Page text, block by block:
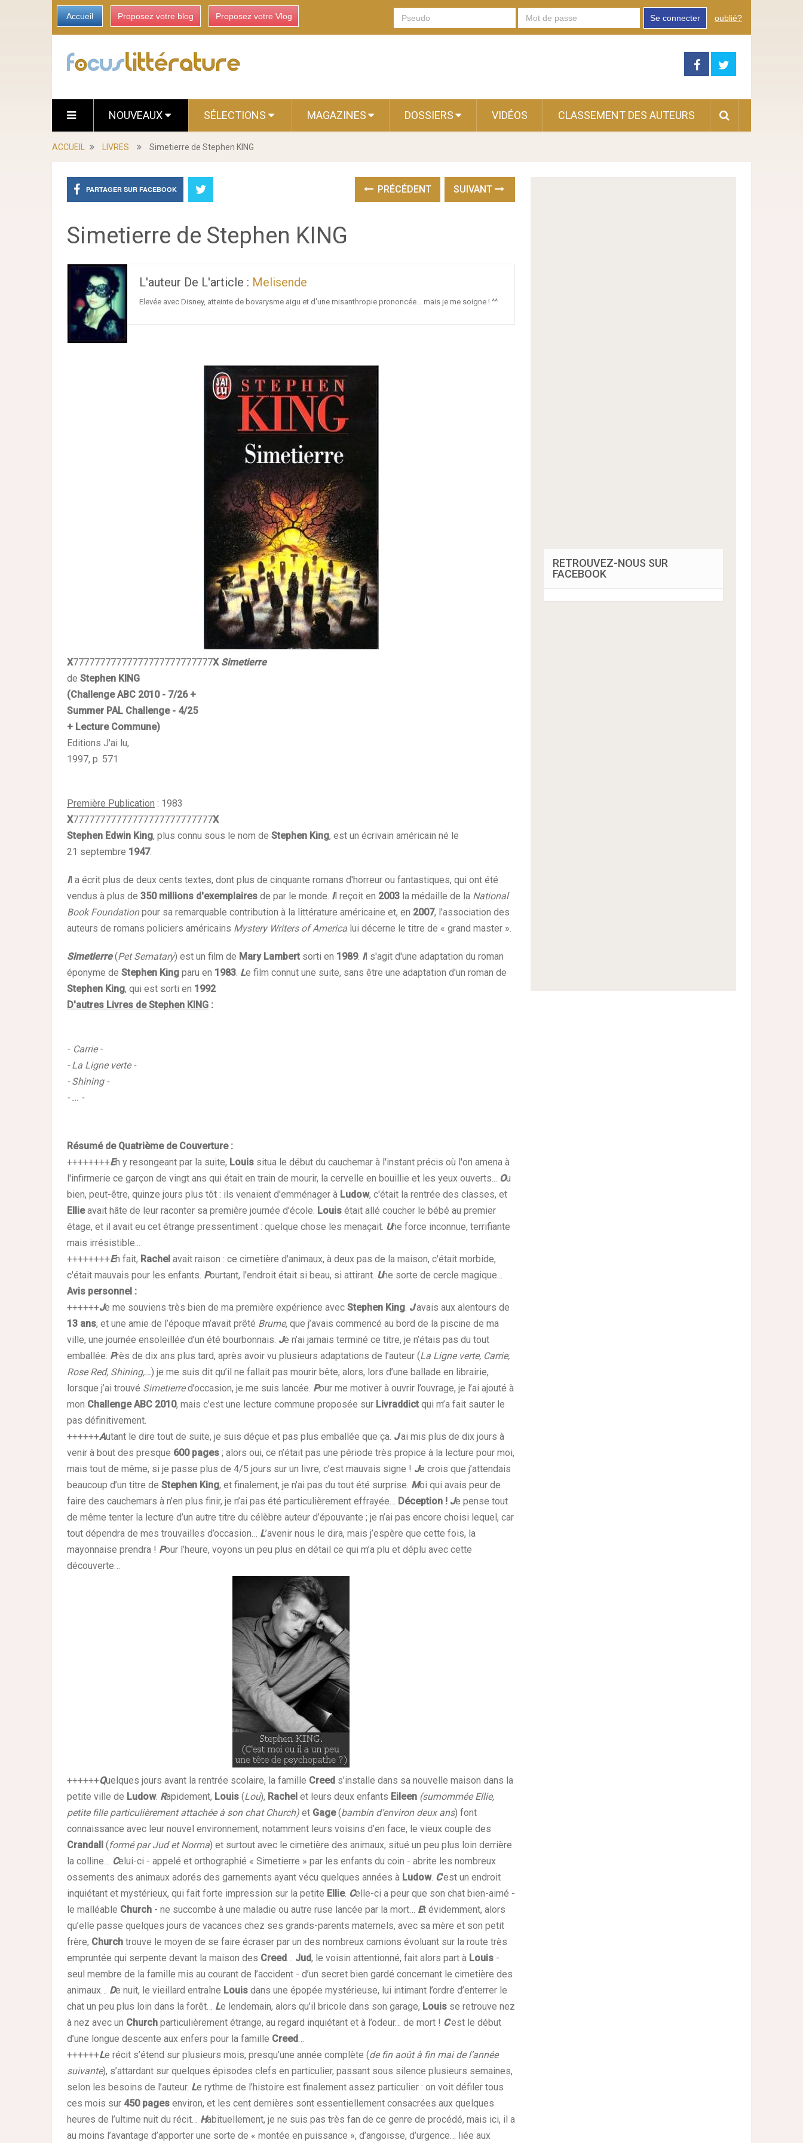
Accueil Proposez votre blog Proposez votre Vlog Se connecter oublié?
NOUVEAUX SÉLECTIONS MAGAZINES DOSSIERS VIDÉOS CLASSEMENT DES AUTEURS
ACCUEIL LIVRES Simetierre de Stephen KING
PARTAGER SUR FACEBOOK PRÉCÉDENT SUIVANT
Simetierre de Stephen KING
L'auteur De L'article : Melisende
Elevée avec Disney, atteinte de bovarysme aigu et d'une misanthropie prononcée... mais je me soigne ! ^^
X77777777777777777777777777X Simetierre
de Stephen KING
(Challenge ABC 2010 - 7/26 +
Summer PAL Challenge - 4/25
+ Lecture Commune)
Editions J'ai lu,
1997, p. 571
Première Publication : 1983
X77777777777777777777777777X
Stephen Edwin King, plus connu sous le nom de Stephen King, est un écrivain américain né le
21 septembre 1947.
Il a écrit plus de deux cents textes, dont plus de cinquante romans d'horreur ou fantastiques, qui ont été
vendus à plus de 350 millions d'exemplaires de par le monde. Il reçoit en 2003 la médaille de la National
Book Foundationpour sa remarquable contribution à la littérature américaine et, en 2007, l'association des
auteurs de romans policiers américains Mystery Writers of America lui décerne le titre de « grand master ».
Simetierre(Pet Sematary) est un film de Mary Lambert sorti en 1989. Il s'agit d'une adaptation du roman
éponyme de Stephen King paru en 1983 Le film connut une suite, sans être une adaptation d'un roman de
Stephen King, qui est sorti en 1992
D'autres Livres de Stephen KING :
- Carrie-
- La Ligne verte -
- Shining -
- ... -
Résumé de Quatrième de Couverture:
++++++++En y resongeant par la suite, Louis situa le début du cauchemar à l'instant précis où l'on amena à
l'infirmerie ce garçon de vingt ans qui était en train de mourir, la cervelle en bouillie et les yeux ouverts...
Ou
bien, peut-être, quinze jours plus tôt : ils venaient d'emménager à Ludow, c'était la rentrée des classes, et
Ellieavait hâte de leur raconter sa première journée d'école. Louis était allé coucher le bébé au premier
étage, et il avait eu cet étrange pressentiment : quelque chose les menaçait. Une force inconnue, terrifiante
mais irrésistible...
++++++++En fait, Rachel avait raison : ce cimetière d'animaux, à deux pas de la maison, c'était morbide,
c'était mauvais pour les enfants. Pourtant, l'endroit était si beau, si attirant. Une sorte de cercle magique...
Avis personnel :
++++++Je me souviens très bien de ma première expérience avec Stephen King J’avais aux alentours de
13 ans, et une amie de l’époque m’avait prêté Brume, que j’avais commencé au bord de la piscine de ma
ville, une journée ensoleillée d’un été bourbonnais. Je n’ai jamais terminé ce titre, je n’étais pas du tout
emballée. Près de dix ans plus tard, après avoir vu plusieurs adaptations de l’auteur (La Ligne verte, Carrie,
Rose Red, Shining,…) je me suis dit qu’il ne fallait pas mourir bête, alors, lors d’une ballade en librairie,
lorsque j’ai trouvé Simetierred’occasion, je me suis lancée. Pour me motiver à ouvrir l’ouvrage, je l’ai ajouté à
mon Challenge ABC 2010, mais c’est une lecture commune proposée sur Livraddict qui m’a fait sauter le
pas définitivement.
++++++Autant le dire tout de suite, je suis déçue et pas plus emballée que ça. J’ai mis plus de dix jours à
venir à bout des presque 600 pages ; alors oui, ce n’était pas une période très propice à la lecture pour moi,
mais tout de même, si je passe plus de 4/5 jours sur un livre, c’est mauvais signe ! Je crois que j’attendais
beaucoup d’un titre de Stephen King, et finalement, je n’ai pas du tout été surprise. Moi qui avais peur de
faire des cauchemars à n’en plus finir, je n’ai pas été particulièrement effrayée… Déception ! Je pense tout
de même tenter la lecture d’un autre titre du célèbre auteur d’épouvante ; je n’ai pas encore choisi lequel, car
tout dépendra de mes trouvailles d’occasion… L’avenir nous le dira, mais j’espère que cette fois, la
mayonnaise prendra ! Pour l’heure, voyons un peu plus en détail ce qui m’a plu et déplu avec cette
découverte…
++++++Quelques jours avant la rentrée scolaire, la famille Creed s’installe dans sa nouvelle maison dans la
petite ville de Ludow. Rapidement, Louis (Lou), Rachel et leurs deux enfants Eileen (surnommée Ellie,
petite fille particulièrement attachée à son chat Church) et Gage(bambin d’environ deux ans) font
connaissance avec leur nouvel environnement, notamment leurs voisins d’en face, le vieux couple des
Crandall (formé par Jud et Norma) et surtout avec le cimetière des animaux, situé un peu plus loin derrière
la colline… Celui-ci - appelé et orthographié « Simetierre » par les enfants du coin - abrite les nombreux
ossements des animaux adorés des garnements ayant vécu quelques années à Ludow. C’est un endroit
inquiétant et mystérieux, qui fait forte impression sur la petite Ellie. Celle-ci a peur que son chat bien-aimé -
le malléable Church - ne succombe à une maladie ou autre ruse lancée par la mort… Et évidemment, alors
qu’elle passe quelques jours de vacances chez ses grands-parents maternels, avec sa mère et son petit
frère, Church trouve le moyen de se faire écraser par un des nombreux camions évoluant sur la route très
empruntée qui serpente devant la maison des Creed… Jud, le voisin attentionné, fait alors part à Louis -
seul membre de la famille mis au courant de l’accident - d’un secret bien gardé concernant le cimetière des
animaux… De nuit, le vieillard entraîne Louis dans une épopée mystérieuse, lui intimant l’ordre d’enterrer le
chat un peu plus loin dans la forêt… Le lendemain, alors qu’il bricole dans son garage, Louis se retrouve nez
à nez avec un Church particulièrement étrange, au regard inquiétant et à l’odeur… de mort ! C’est le début
d’une longue descente aux enfers pour la famille Creed…
++++++Le récit s’étend sur plusieurs mois, presqu’une année complète (de fin août à fin mai de l’année
suivante), s’attardant sur quelques épisodes clefs en particulier, passant sous silence plusieurs semaines,
selon les besoins de l’auteur. Le rythme de l’histoire est finalement assez particulier : on voit défiler tous
ces mois sur 450 pages environ, et les cent dernières sont essentiellement consacrées aux quelques
heures de l’ultime nuit du récit… Habituellement, je ne suis pas très fan de ce genre de procédé, mais ici, il a
au moins l’avantage d’apporter une sorte de « montée en puissance », d’angoisse, d’urgence… liée aux
RETROUVEZ-NOUS SUR
FACEBOOK